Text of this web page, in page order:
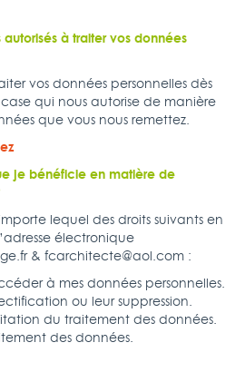
à traiter vos données
vos données personnelles dès
qui nous autorise de manière
que vous nous remettez.
je bénéficie en matière de
lequel des droits suivants en
électronique
& fcarchitecte@aol.com :
à mes données personnelles.
ou leur suppression.
du traitement des données.
des données.